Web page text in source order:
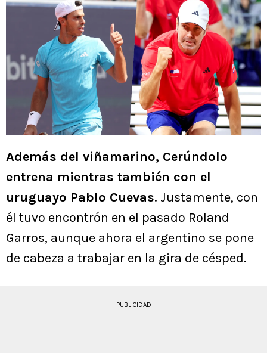
Además del viñamarino, Cerúndolo
entrena mientras también con el
uruguayo Pablo Cuevas. Justamente, con
él tuvo encontrón en el pasado Roland
Garros, aunque ahora el argentino se pone
de cabeza a trabajar en la gira de césped.
PUBLICIDAD